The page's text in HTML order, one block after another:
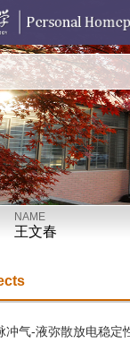
NAME
王文春
冲气-液弥散放电稳定